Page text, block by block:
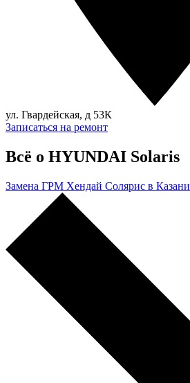
ул. Гвардейская, д 53К
Записаться на ремонт
Всё о HYUNDAI Solaris
Замена ГРМ Хендай Солярис в Казани